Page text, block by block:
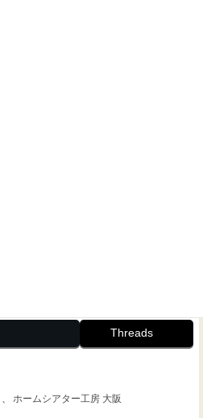
Threads
ホームシアター工房 大阪